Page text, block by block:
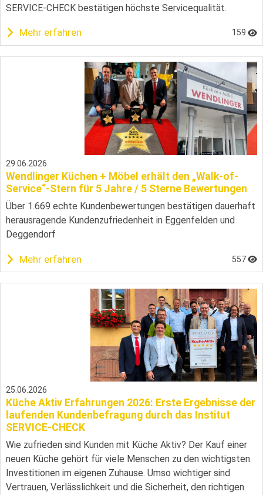
SERVICE-CHECK bestätigen höchste Servicequalität.
Mehr erfahren 159
29.06.2026
Wendlinger Küchen + Möbel erhält den „Walk-of-
Service“-Stern für 5 Jahre / 5 Sterne Bewertungen
Über 1.669 echte Kundenbewertungen bestätigen dauerhaft
herausragende Kundenzufriedenheit in Eggenfelden und
Deggendorf
Mehr erfahren 557
25.06.2026
Küche Aktiv Erfahrungen 2026: Erste Ergebnisse der
laufenden Kundenbefragung durch das Institut
SERVICE-CHECK
Wie zufrieden sind Kunden mit Küche Aktiv? Der Kauf einer
neuen Küche gehört für viele Menschen zu den wichtigsten
Investitionen im eigenen Zuhause. Umso wichtiger sind
Vertrauen, Verlässlichkeit und die Sicherheit, den richtigen